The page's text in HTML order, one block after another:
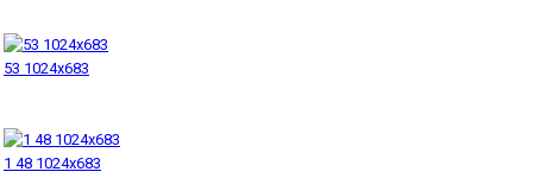
53 1024x683
1 48 1024x683